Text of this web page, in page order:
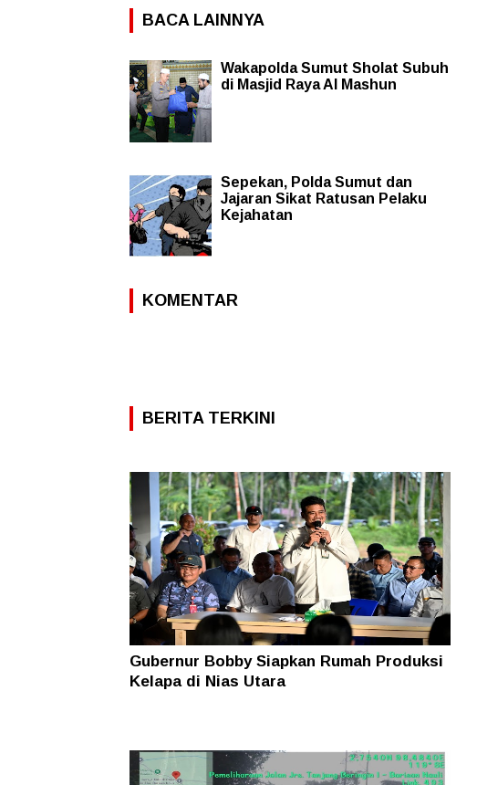
BACA LAINNYA
Wakapolda Sumut Sholat Subuh
di Masjid Raya Al Mashun
Sepekan, Polda Sumut dan
Jajaran Sikat Ratusan Pelaku
Kejahatan
KOMENTAR
BERITA TERKINI
Gubernur Bobby Siapkan Rumah Produksi
Kelapa di Nias Utara